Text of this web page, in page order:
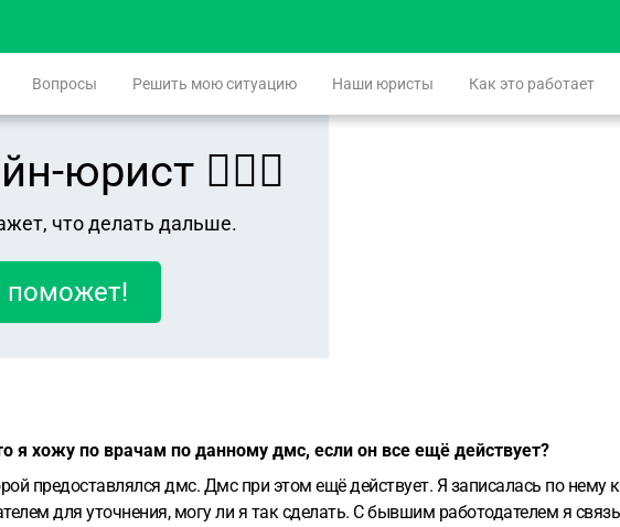
Вопросы Решить мою ситуацию Наши юристы Как это работает
юрист 👨🏻‍⚖️
что делать дальше.
поможет!
я хожу по врачам по данному дмс, если он все ещё действует?
предоставлялся дмс. Дмс при этом ещё действует. Я записалась по
для уточнения, могу ли я так сделать. С бывшим работодателем я